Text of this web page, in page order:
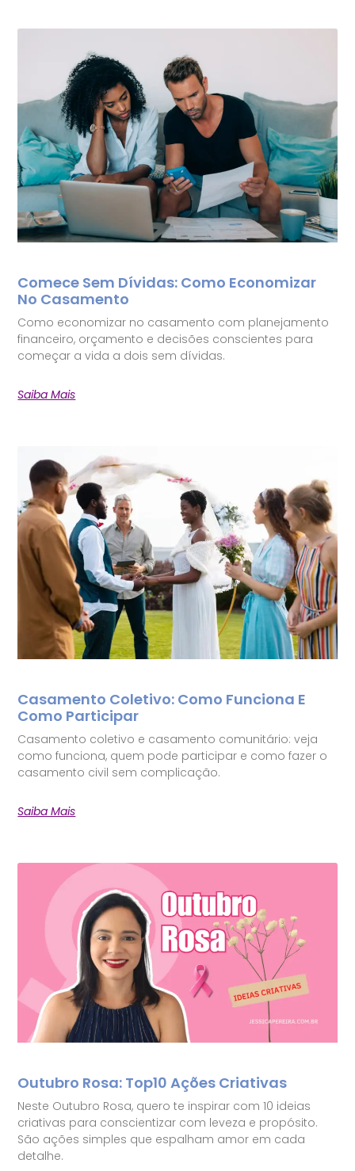
Comece Sem Dívidas: Como Economizar
No Casamento
Como economizar no casamento com planejamento
financeiro, orçamento e decisões conscientes para
começar a vida a dois sem dívidas.
Saiba Mais
Casamento Coletivo: Como Funciona E
Como Participar
Casamento coletivo e casamento comunitário: veja
como funciona, quem pode participar e como fazer o
casamento civil sem complicação.
Saiba Mais
Outubro Rosa: Top10 Ações Criativas
Neste Outubro Rosa, quero te inspirar com 10 ideias
criativas para conscientizar com leveza e propósito.
São ações simples que espalham amor em cada
detalhe.